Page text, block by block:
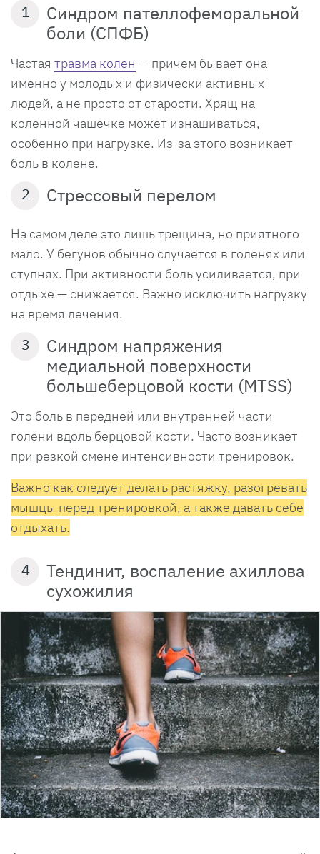
1
Синдром пателлофеморальной
боли (СПФБ)
Частая травма колен — причем бывает она
именно у молодых и физически активных
людей, а не просто от старости. Хрящ на
коленной чашечке может изнашиваться,
особенно при нагрузке. Из-за этого возникает
боль в колене.
2 Стрессовый перелом
На самом деле это лишь трещина, но приятного
мало. У бегунов обычно случается в голенях или
ступнях. При активности боль усиливается, при
отдыхе — снижается. Важно исключить нагрузку
на время лечения.
3
Синдром напряжения
медиальной поверхности
большеберцовой кости (MTSS)
Это боль в передней или внутренней части
голени вдоль берцовой кости. Часто возникает
при резкой смене интенсивности тренировок.
Важно как следует делать растяжку, разогревать
мышцы перед тренировкой, а также давать себе
отдыхать.
4
Тендинит, воспаление ахиллова
сухожилия